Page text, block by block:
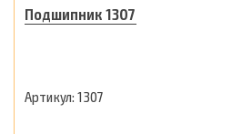
Подшипник 1307
1307